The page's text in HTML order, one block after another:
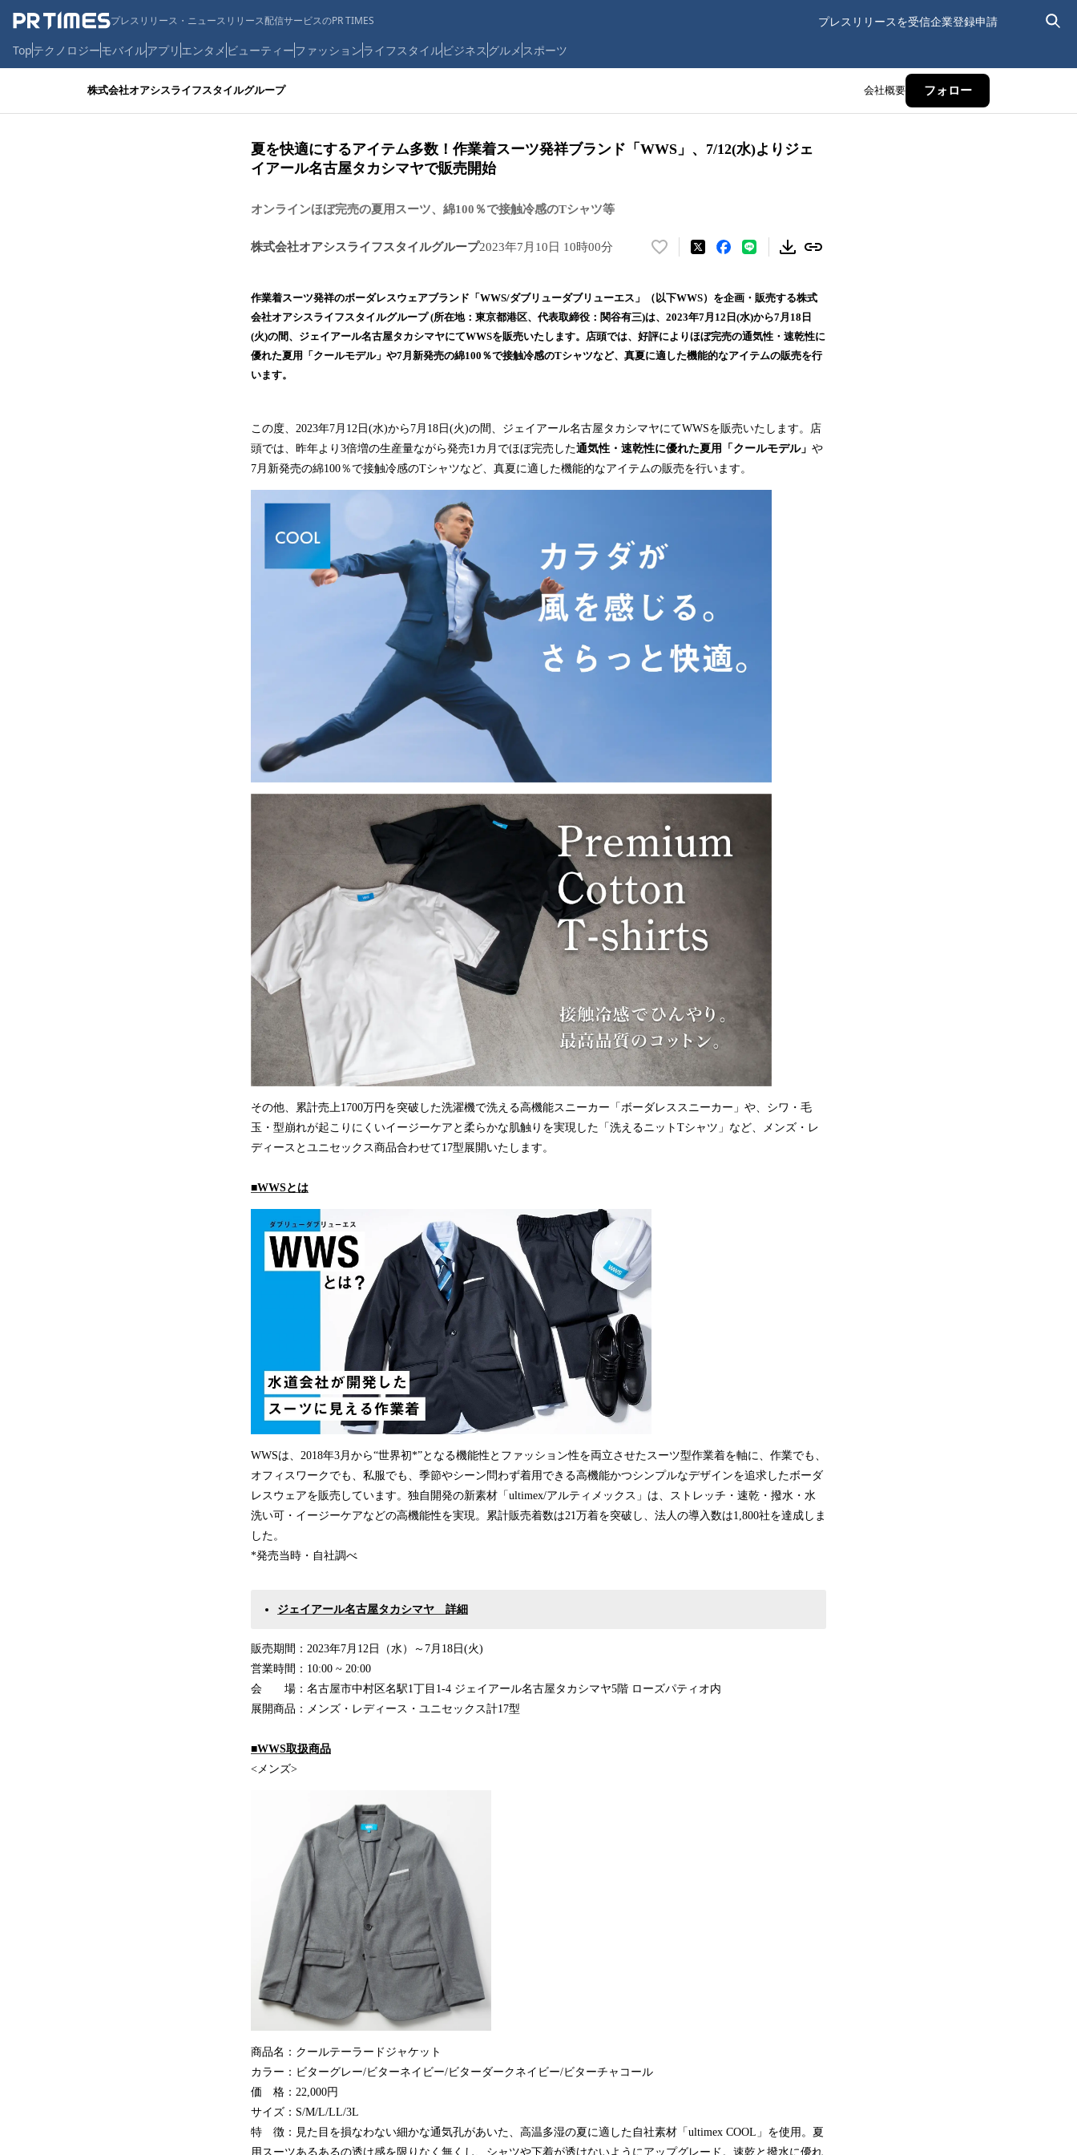
プレスリリース・ニュースリリース配信サービスのPR TIMES プレスリリースを受信企業登録申請
Topテクノロジーモバイルアプリ エンタメ ビューティーファッションライフスタイルビジネス グルメ スポーツ
株式会社オアシスライフスタイルグループ 会社概要 フォロー
夏を快適にするアイテム多数！作業着スーツ発祥ブランド「WWS」、7/12(水)よりジェ
イアール名古屋タカシマヤで販売開始
オンラインほぼ完売の夏用スーツ、綿100％で接触冷感のTシャツ等
株式会社オアシスライフスタイルグループ2023年7月10日 10時00分
い
！
数
を
読
中
で
す
作業着スーツ発祥のボーダレスウェアブランド「WWS/ダブリューダブリューエス」（以下WWS）を企画・販売する株式
会社オアシスライフスタイルグループ (所在地：東京都港区、代表取締役：関谷有三)は、2023年7月12日(水)から7月18日
(火)の間、ジェイアール名古屋タカシマヤにてWWSを販売いたします。店頭では、好評によりほぼ完売の通気性・速乾性に
優れた夏用「クールモデル」や7月新発売の綿100％で接触冷感のTシャツなど、真夏に適した機能的なアイテムの販売を行
います。
この度、2023年7月12日(水)から7月18日(火)の間、ジェイアール名古屋タカシマヤにてWWSを販売いたします。店
頭では、昨年より3倍増の生産量ながら発売1カ月でほぼ完売した通気性・速乾性に優れた夏用「クールモデル」 や
7月新発売の綿100％で接触冷感のTシャツなど、真夏に適した機能的なアイテムの販売を行います。
その他、累計売上1700万円を突破した洗濯機で洗える高機能スニーカー「ボーダレススニーカー」や、シワ・毛
玉・型崩れが起こりにくいイージーケアと柔らかな肌触りを実現した「洗えるニットTシャツ」など、メンズ・レ
ディースとユニセックス商品合わせて17型展開いたします。
■WWSとは
WWSは、2018年3月から“世界初*”となる機能性とファッション性を両立させたスーツ型作業着を軸に、作業でも、
オフィスワークでも、私服でも、季節やシーン問わず着用できる高機能かつシンプルなデザインを追求したボーダ
レスウェアを販売しています。独自開発の新素材「ultimex/アルティメックス」は、ストレッチ・速乾・撥水・水
洗い可・イージーケアなどの高機能性を実現。累計販売着数は21万着を突破し、法人の導入数は1,800社を達成しま
した。
*発売当時・自社調べ
ジェイアール名古屋タカシマヤ 詳細
販売期間：2023年7月12日（水）～7月18日(火)
営業時間：10:00 ~ 20:00
会 場：名古屋市中村区名駅1丁目1-4 ジェイアール名古屋タカシマヤ5階 ローズパティオ内
展開商品：メンズ・レディース・ユニセックス計17型
■WWS取扱商品
<メンズ>
商品名：クールテーラードジャケット
カラー：ビターグレー/ビターネイビー/ビターダークネイビー/ビターチャコール
価 格：22,000円
サイズ：S/M/L/LL/3L
特 徴：見た目を損なわない細かな通気孔があいた、高温多湿の夏に適した自社素材「ultimex COOL」を使用。夏
用スーツあるあるの透け感を限りなく無くし、シャツや下着が透けないようにアップグレード。速乾と撥水に優れ